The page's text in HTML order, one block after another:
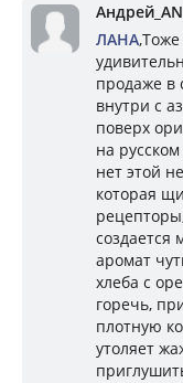
ЛАНА
продаже в
внутри с
поверх
на
нет этой
которая
создается
аромат
хлеба с
горечь,
плотную
утоляет